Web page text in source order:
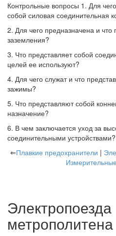
Контрольные вопросы 1. Для
собой силовая соединительная
2. Для чего предназначена и что
заземления?
3. Что представляет собой
целей ее используют?
4. Для чего служат и что
зажимы?
5. Что представляют собой
назначение?
6. В чем заключается уход за
соединительными устройствами?
⇐Плавкие предохранители |
Электропоезда
метрополитена